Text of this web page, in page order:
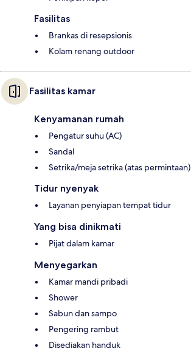
Fasilitas
Brankas di resepsionis
Kolam renang outdoor
Fasilitas kamar
Kenyamanan rumah
Pengatur suhu (AC)
Sandal
Setrika/meja setrika (atas permintaan)
Tidur nyenyak
Layanan penyiapan tempat tidur
Yang bisa dinikmati
Pijat dalam kamar
Menyegarkan
Kamar mandi pribadi
Shower
Sabun dan sampo
Pengering rambut
Disediakan handuk